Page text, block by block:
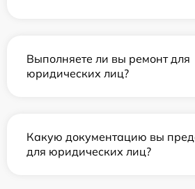
Выполняете ли вы ремонт для
юридических лиц?
Какую документацию вы
для юридических лиц?